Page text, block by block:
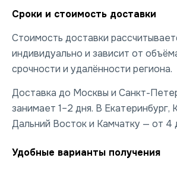
Сроки и стоимость доставки
Стоимость доставки
индивидуально и зависит от
срочности и удалённости региона.
Доставка до Москвы и Санкт-
занимает 1–2 дня. В Екатеринбург,
Дальний Восток и Камчатку — от 4
Удобные варианты получения